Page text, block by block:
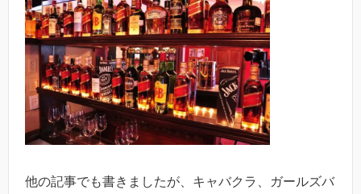
他の記事でも書きましたが、キャバクラ、ガールズバ